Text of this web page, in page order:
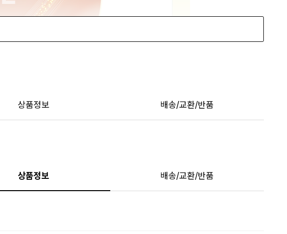
상품정보 배송/교환/반품
상품정보 배송/교환/반품